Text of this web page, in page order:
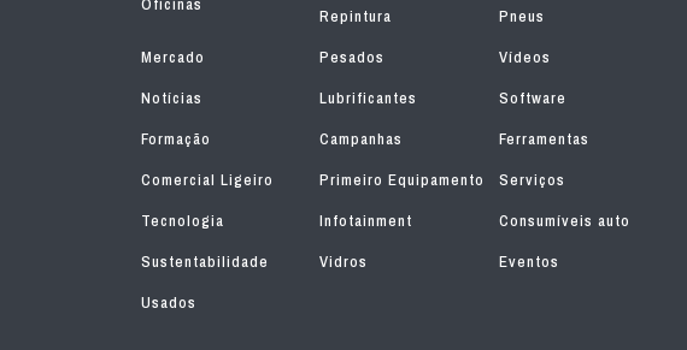
Repintura
Pneus
Mercado
Pesados
Vídeos
Notícias
Lubrificantes
Software
Formação
Campanhas
Ferramentas
Comercial Ligeiro
Primeiro Equipamento
Serviços
Tecnologia
Infotainment
Consumíveis auto
Sustentabilidade
Vidros
Eventos
Usados